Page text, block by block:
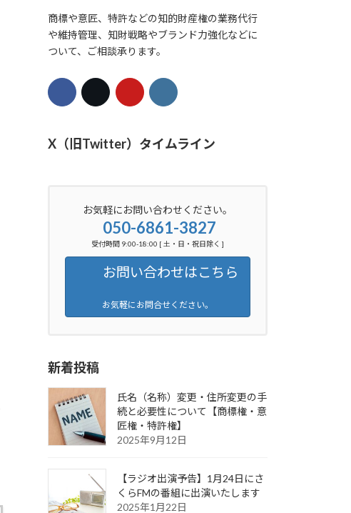
商標や意匠、特許などの知的財産権の業務代行
や維持管理、知財戦略やブランド力強化などに
ついて、ご相談承ります。
X（旧Twitter）タイムライン
お気軽にお問い合わせください。
050-6861-3827
受付時間 9:00-18:00 [ 土・日・祝日除く ]
お問い合わせはこちら
お気軽にお問合せください。
新着投稿
氏名（名称）変更・住所変更の手
続と必要性について【商標権・意
匠権・特許権】
2025年9月12日
【ラジオ出演予告】1月24日にさ
くらFMの番組に出演いたします
2025年1月22日